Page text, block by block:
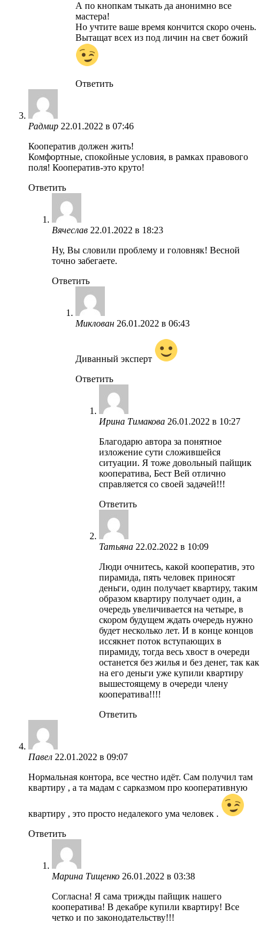
А по кнопкам тыкать да анонимно все
мастера!
Но учтите ваше время кончится скоро очень.
Вытащат всех из под личин на свет божий
Ответить
Радмир 22.01.2022 в 07:46
Кооператив должен жить!
Комфортные, спокойные условия, в рамках правового
поля! Кооператив-это круто!
Ответить
Вячеслав 22.01.2022 в 18:23
Ну, Вы словили проблему и головняк! Весной
точно забегаете.
Ответить
Миклован 26.01.2022 в 06:43
Диванный эксперт
Ответить
Ирина Тимакова 26.01.2022 в 10:27
Благодарю автора за понятное
изложение сути сложившейся
ситуации. Я тоже довольный пайщик
кооператива, Бест Вей отлично
справляется со своей задачей!!!
Ответить
Татьяна 22.02.2022 в 10:09
Люди очнитесь, какой кооператив, это
пирамида, пять человек приносят
деньги, один получает квартиру, таким
образом квартиру получает один, а
очередь увеличивается на четыре, в
скором будущем ждать очередь нужно
будет несколько лет. И в конце концов
иссякнет поток вступающих в
пирамиду, тогда весь хвост в очереди
останется без жилья и без денег, так как
на его деньги уже купили квартиру
вышестоящему в очереди члену
кооператива!!!!
Ответить
Павел 22.01.2022 в 09:07
Нормальная контора, все честно идёт. Сам получил там
квартиру , а та мадам с сарказмом про кооперативную
квартиру , это просто недалекого ума человек .
Ответить
Марина Тищенко 26.01.2022 в 03:38
Согласна! Я сама трижды пайщик нашего
кооператива! В декабре купили квартиру! Все
четко и по законодательству!!!